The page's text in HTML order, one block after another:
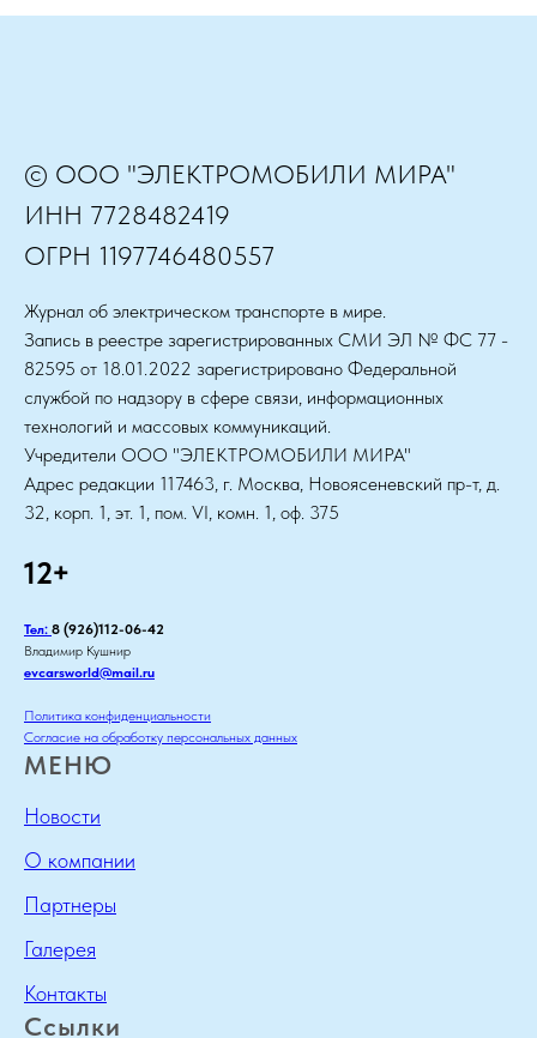
© ООО "ЭЛЕКТРОМОБИЛИ МИРА"
ИНН 7728482419
ОГРН 1197746480557
Журнал об электрическом транспорте в мире.
Запись в реестре зарегистрированных СМИ ЭЛ № ФС 77 -
82595 от 18.01.2022 зарегистрировано Федеральной
службой по надзору в сфере связи, информационных
технологий и массовых коммуникаций.
Учредители ООО "ЭЛЕКТРОМОБИЛИ МИРА"
Адрес редакции 117463, г. Москва, Новоясеневский пр-т, д.
32, корп. 1, эт. 1, пом. VI, комн. 1, оф. 375
12+
Тел: 8 (926)112-06-42
Владимир Кушнир
evcarsworld@mail.ru
Политика конфиденциальности
Согласие на обработку персональных данных
МЕНЮ
Новости
О компании
Партнеры
Галерея
Контакты
Ссылки